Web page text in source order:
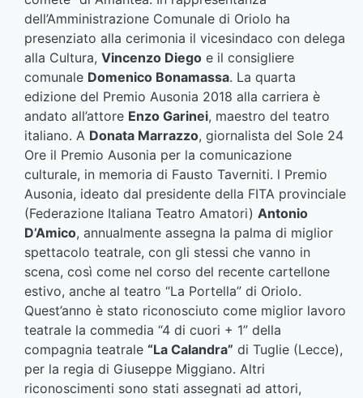
dell’Amministrazione Comunale di Oriolo ha
presenziato alla cerimonia il vicesindaco con delega
alla Cultura, Vincenzo Diego e il consigliere
comunale Domenico Bonamassa. La quarta
edizione del Premio Ausonia 2018 alla carriera è
andato all’attore Enzo Garinei, maestro del teatro
italiano. A Donata Marrazzo, giornalista del Sole 24
Ore il Premio Ausonia per la comunicazione
culturale, in memoria di Fausto Taverniti. l Premio
Ausonia, ideato dal presidente della FITA provinciale
(Federazione Italiana Teatro Amatori) Antonio
D’Amico, annualmente assegna la palma di miglior
spettacolo teatrale, con gli stessi che vanno in
scena, così come nel corso del recente cartellone
estivo, anche al teatro “La Portella” di Oriolo.
Quest’anno è stato riconosciuto come miglior lavoro
teatrale la commedia “4 di cuori + 1” della
compagnia teatrale “La Calandra” di Tuglie (Lecce),
per la regia di Giuseppe Miggiano. Altri
riconoscimenti sono stati assegnati ad attori,